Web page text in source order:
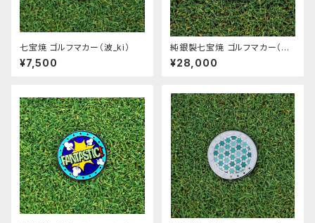
七宝焼 ゴルフマカー（波_ki）
¥7,500
純銀製七宝焼 ゴルフマカー（gr
ad）
¥28,000